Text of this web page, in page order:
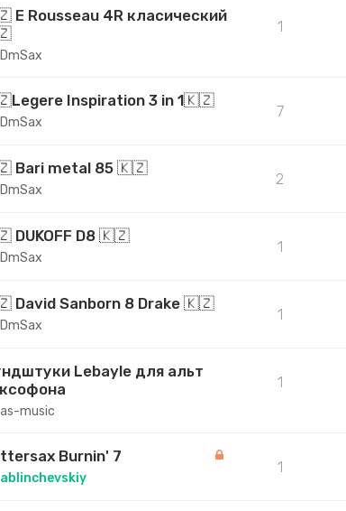
E Rousseau 4R класический
DmSax
1
Inspiration 3 in 1🇰🇿
DmSax
7
Bari metal 85 🇰🇿
DmSax
2
DUKOFF D8 🇰🇿
DmSax
1
David Sanborn 8 Drake 🇰🇿
DmSax
1
Lebayle для альт
as-music
1
Burnin' 7
ablinchevskiy
1